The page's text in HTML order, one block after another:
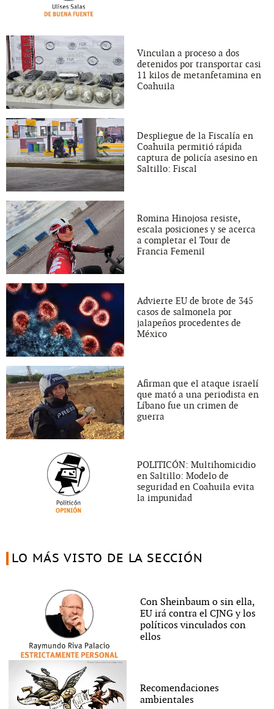
Vinculan a proceso a dos
detenidos por transportar casi
11 kilos de metanfetamina en
Coahuila
Despliegue de la Fiscalía en
Coahuila permitió rápida
captura de policía asesino en
Saltillo: Fiscal
Romina Hinojosa resiste,
escala posiciones y se acerca
a completar el Tour de
Francia Femenil
Advierte EU de brote de 345
casos de salmonela por
jalapeños procedentes de
México
Afirman que el ataque israelí
que mató a una periodista en
Líbano fue un crimen de
guerra
POLITICÓN: Multihomicidio
en Saltillo: Modelo de
seguridad en Coahuila evita
la impunidad
LO MÁS VISTO DE LA SECCIÓN
Con Sheinbaum o sin ella,
EU irá contra el CJNG y los
políticos vinculados con
ellos
Recomendaciones
ambientales